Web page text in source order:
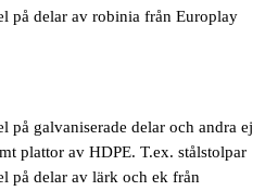
på delar av robinia från Europlay
på galvaniserade delar och andra ej
plattor av HDPE. T.ex. stålstolpar
på delar av lärk och ek från